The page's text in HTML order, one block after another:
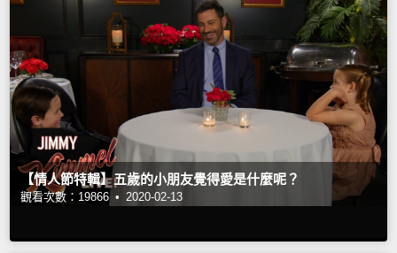
【情人節特輯】五歲的小朋友覺得愛是什麼呢？
觀看次數：19866 • 2020-02-13